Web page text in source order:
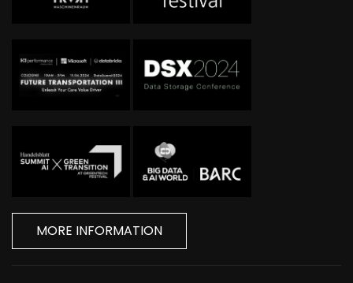
MORE INFORMATION